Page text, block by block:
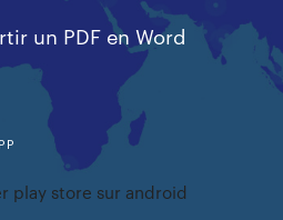
un PDF en Word
play store sur android